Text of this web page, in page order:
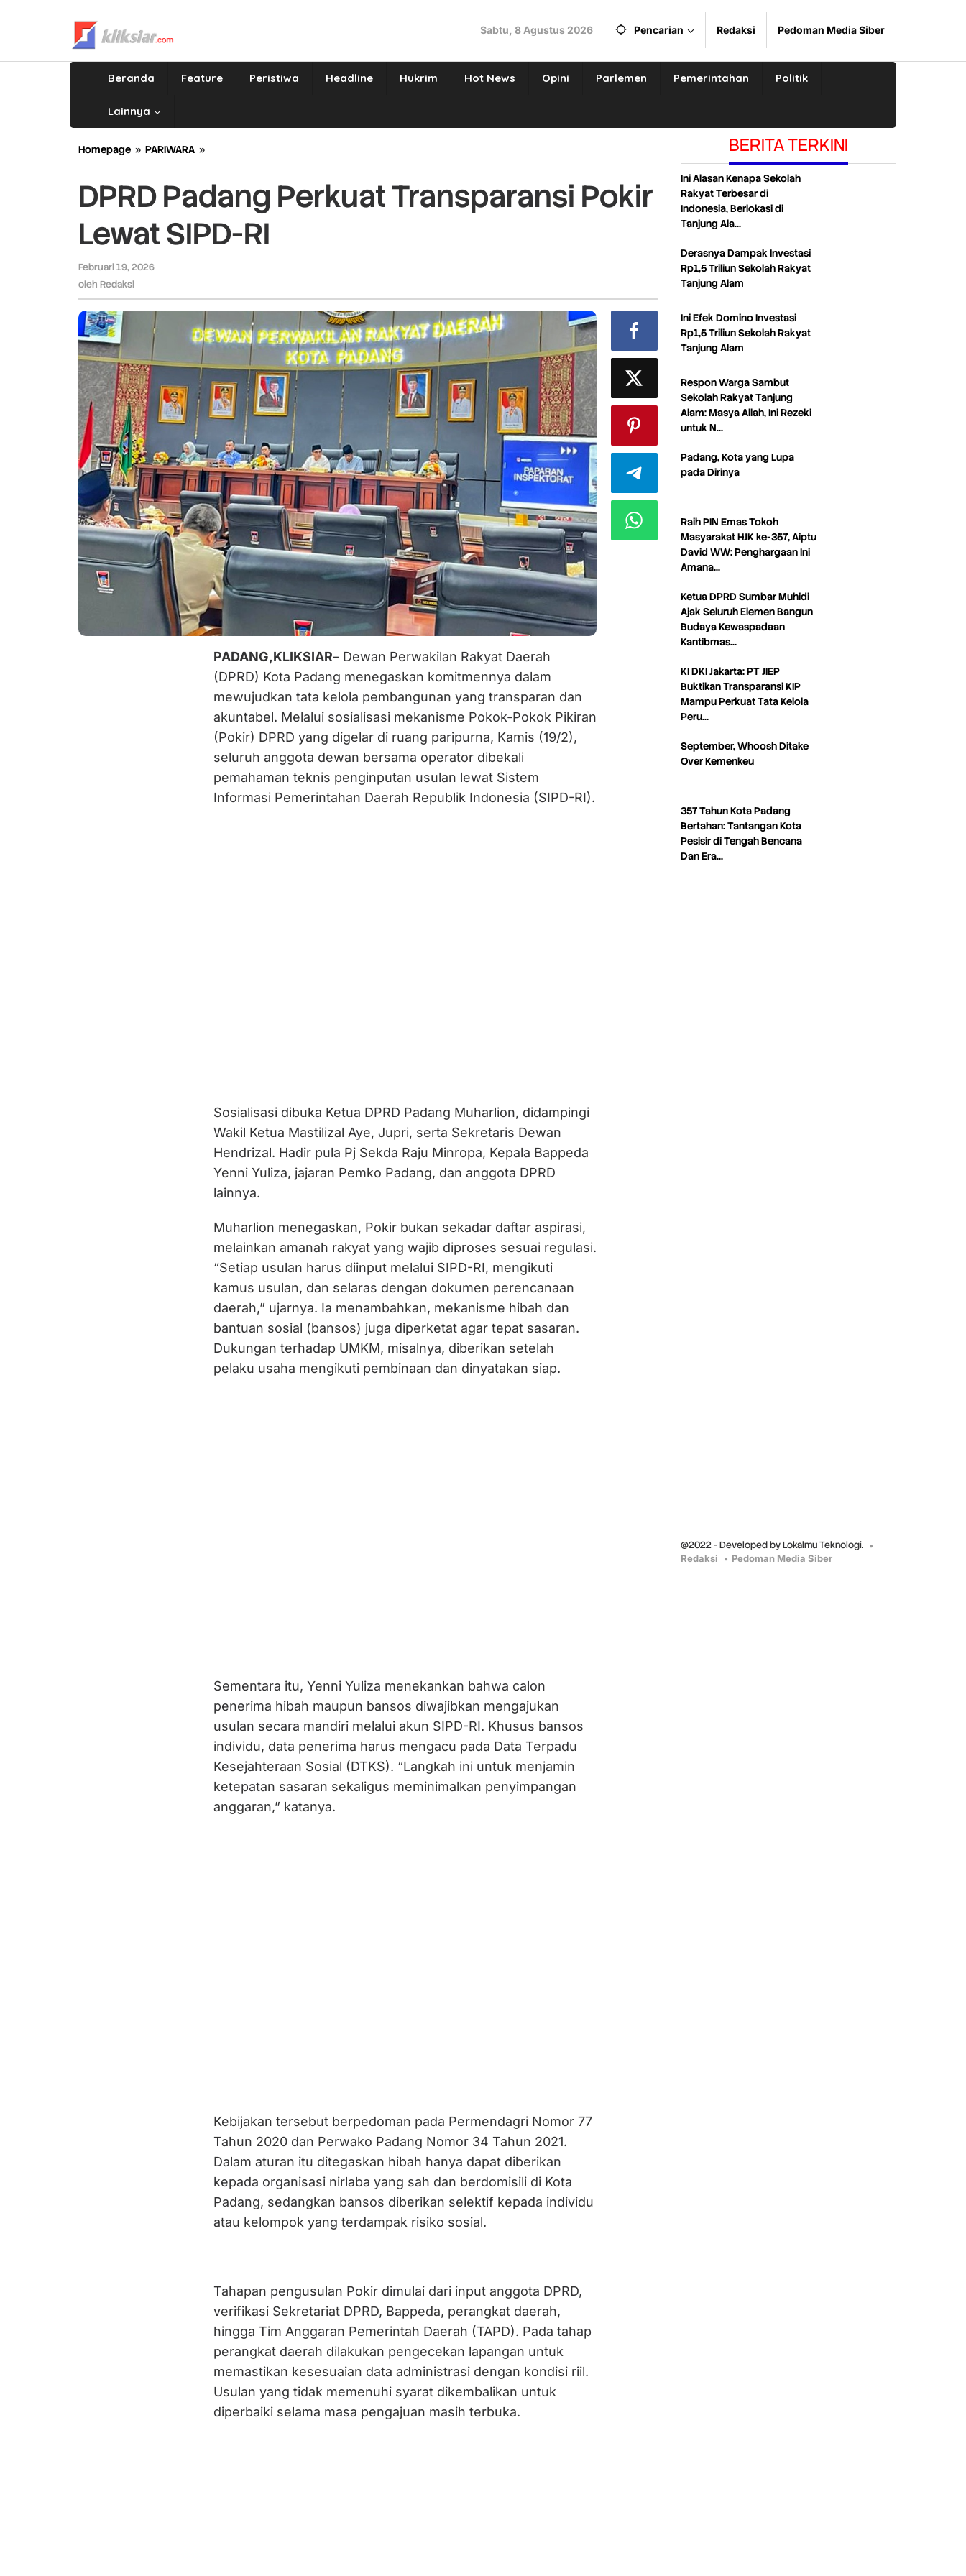
Sabtu, 8 Agustus 2026 Pencarian Redaksi Pedoman Media Siber
Beranda Feature Peristiwa Headline Hukrim Hot News Opini Parlemen Pemerintahan Politik
Lainnya
Homepage » PARIWARA »
Transparansi
Pokir
Lewat
SIPD-
DPRD Padang Perkuat Transparansi Pokir
Lewat SIPD-RI
Februari 19, 2026
oleh Redaksi
PADANG,KLIKSIAR– Dewan Perwakilan Rakyat Daerah
(DPRD) Kota Padang menegaskan komitmennya dalam
mewujudkan tata kelola pembangunan yang transparan dan
akuntabel. Melalui sosialisasi mekanisme Pokok-Pokok Pikiran
(Pokir) DPRD yang digelar di ruang paripurna, Kamis (19/2),
seluruh anggota dewan bersama operator dibekali
pemahaman teknis penginputan usulan lewat Sistem
Informasi Pemerintahan Daerah Republik Indonesia (SIPD-RI).
Sosialisasi dibuka Ketua DPRD Padang Muharlion, didampingi
Wakil Ketua Mastilizal Aye, Jupri, serta Sekretaris Dewan
Hendrizal. Hadir pula Pj Sekda Raju Minropa, Kepala Bappeda
Yenni Yuliza, jajaran Pemko Padang, dan anggota DPRD
lainnya.
Muharlion menegaskan, Pokir bukan sekadar daftar aspirasi,
melainkan amanah rakyat yang wajib diproses sesuai regulasi.
“Setiap usulan harus diinput melalui SIPD-RI, mengikuti
kamus usulan, dan selaras dengan dokumen perencanaan
daerah,” ujarnya. Ia menambahkan, mekanisme hibah dan
bantuan sosial (bansos) juga diperketat agar tepat sasaran.
Dukungan terhadap UMKM, misalnya, diberikan setelah
pelaku usaha mengikuti pembinaan dan dinyatakan siap.
Sementara itu, Yenni Yuliza menekankan bahwa calon
penerima hibah maupun bansos diwajibkan mengajukan
usulan secara mandiri melalui akun SIPD-RI. Khusus bansos
individu, data penerima harus mengacu pada Data Terpadu
Kesejahteraan Sosial (DTKS). “Langkah ini untuk menjamin
ketepatan sasaran sekaligus meminimalkan penyimpangan
anggaran,” katanya.
Kebijakan tersebut berpedoman pada Permendagri Nomor 77
Tahun 2020 dan Perwako Padang Nomor 34 Tahun 2021.
Dalam aturan itu ditegaskan hibah hanya dapat diberikan
kepada organisasi nirlaba yang sah dan berdomisili di Kota
Padang, sedangkan bansos diberikan selektif kepada individu
atau kelompok yang terdampak risiko sosial.
Tahapan pengusulan Pokir dimulai dari input anggota DPRD,
verifikasi Sekretariat DPRD, Bappeda, perangkat daerah,
hingga Tim Anggaran Pemerintah Daerah (TAPD). Pada tahap
perangkat daerah dilakukan pengecekan lapangan untuk
memastikan kesesuaian data administrasi dengan kondisi riil.
Usulan yang tidak memenuhi syarat dikembalikan untuk
diperbaiki selama masa pengajuan masih terbuka.
BERITA TERKINI
Ini Alasan Kenapa Sekolah
Rakyat Terbesar di
Indonesia, Berlokasi di
Tanjung Ala…
Derasnya Dampak Investasi
Rp1,5 Triliun Sekolah Rakyat
Tanjung Alam
Ini Efek Domino Investasi
Rp1,5 Triliun Sekolah Rakyat
Tanjung Alam
Respon Warga Sambut
Sekolah Rakyat Tanjung
Alam: Masya Allah, Ini Rezeki
untuk N…
Padang, Kota yang Lupa
pada Dirinya
Raih PIN Emas Tokoh
Masyarakat HJK ke-357, Aiptu
David WW: Penghargaan Ini
Amana…
Ketua DPRD Sumbar Muhidi
Ajak Seluruh Elemen Bangun
Budaya Kewaspadaan
Kantibmas…
KI DKI Jakarta: PT JIEP
Buktikan Transparansi KIP
Mampu Perkuat Tata Kelola
Peru…
September, Whoosh Ditake
Over Kemenkeu
357 Tahun Kota Padang
Bertahan: Tantangan Kota
Pesisir di Tengah Bencana
Dan Era…
@2022 - Developed by Lokalmu Teknologi.
Redaksi Pedoman Media Siber